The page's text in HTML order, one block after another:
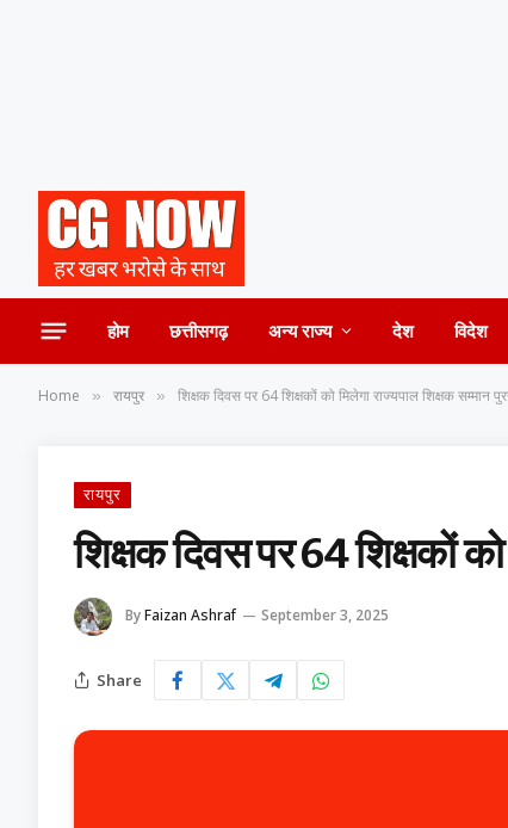
होम छत्तीसगढ़ अन्य राज्य देश विदेश
Home » रायपुर » शिक्षक दिवस पर 64 शिक्षकों को मिलेगा राज्यपाल शिक्षक सम्मान
रायपुर
शिक्षक दिवस पर 64 शिक्षकों
ByFaizan Ashraf September 3, 2025
Share